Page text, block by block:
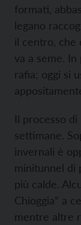
formati,
legano
il centro, che
va a seme. In
rafia; oggi si
Il processo
settimane.
invernali è
minitunnel di
più calde.
Chioggia” a
mentre altre